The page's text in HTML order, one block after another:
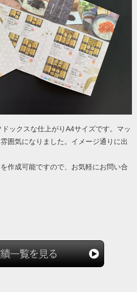
ックスな仕上がりA4サイズです。マッ
囲気になりました。イメージ通りに出
作成可能ですので、お気軽にお問い合